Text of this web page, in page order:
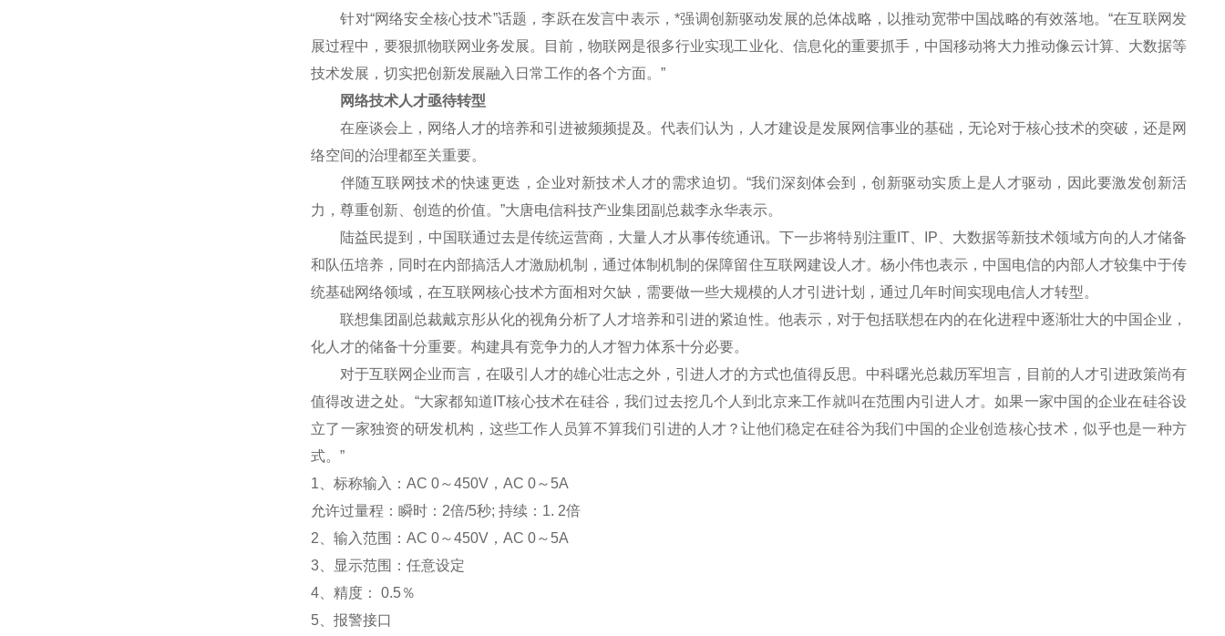
针对“网络安全核心技术”话题，李跃在发言中表示，*强调创新驱动发展的总体战略，以推动宽带中国战略的有效落地。“在互联网发
展过程中，要狠抓物联网业务发展。目前，物联网是很多行业实现工业化、信息化的重要抓手，中国移动将大力推动像云计算、大数据等
技术发展，切实把创新发展融入日常工作的各个方面。”
网络技术人才亟待转型
在座谈会上，网络人才的培养和引进被频频提及。代表们认为，人才建设是发展网信事业的基础，无论对于核心技术的突破，还是网
络空间的治理都至关重要。
伴随互联网技术的快速更迭，企业对新技术人才的需求迫切。“我们深刻体会到，创新驱动实质上是人才驱动，因此要激发创新活
力，尊重创新、创造的价值。”大唐电信科技产业集团副总裁李永华表示。
陆益民提到，中国联通过去是传统运营商，大量人才从事传统通讯。下一步将特别注重IT、IP、大数据等新技术领域方向的人才储备
和队伍培养，同时在内部搞活人才激励机制，通过体制机制的保障留住互联网建设人才。杨小伟也表示，中国电信的内部人才较集中于传
统基础网络领域，在互联网核心技术方面相对欠缺，需要做一些大规模的人才引进计划，通过几年时间实现电信人才转型。
联想集团副总裁戴京彤从化的视角分析了人才培养和引进的紧迫性。他表示，对于包括联想在内的在化进程中逐渐壮大的中国企业，
化人才的储备十分重要。构建具有竞争力的人才智力体系十分必要。
对于互联网企业而言，在吸引人才的雄心壮志之外，引进人才的方式也值得反思。中科曙光总裁历军坦言，目前的人才引进政策尚有
值得改进之处。“大家都知道IT核心技术在硅谷，我们过去挖几个人到北京来工作就叫在范围内引进人才。如果一家中国的企业在硅谷设
立了一家独资的研发机构，这些工作人员算不算我们引进的人才？让他们稳定在硅谷为我们中国的企业创造核心技术，似乎也是一种方
式。”
1 、标称输入：AC 0～450V ，AC 0～5A
允许过量程：瞬时：2倍/5秒; 持续：1. 2倍
2 、输入范围：AC 0～450V ，AC 0～5A
3
显示范围： 任意设定
4 、精度： 0.5％
5
报警接口